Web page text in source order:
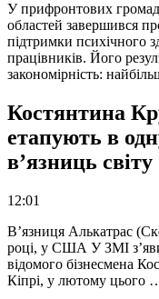
У прифронтових
областей завершився
підтримки психічного
працівників. Його
закономірність:
Костянтина
етапують в
в’язниць світу
12:01
В’язниця Алькатрас
році, у США У ЗМІ
відомого бізнесмена
Кіпрі, у лютому цього